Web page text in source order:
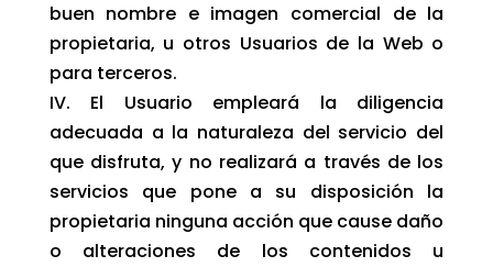
buen nombre e imagen comercial de la
propietaria, u otros Usuarios de la Web o
para terceros.
IV. El Usuario empleará la diligencia
adecuada a la naturaleza del servicio del
que disfruta, y no realizará a través de los
servicios que pone a su disposición la
propietaria ninguna acción que cause daño
o alteraciones de los contenidos u